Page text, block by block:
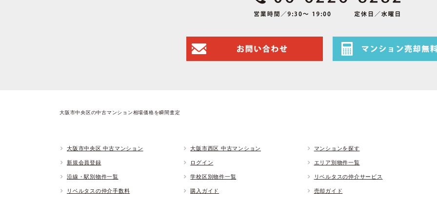
大阪市中央区の中古マンション相場価格を瞬間査定
大阪市中央区 中古マンション 大阪市西区 中古マンション マンションを探す
新規会員登録 ログイン エリア別物件一覧
沿線・駅別物件一覧 学校区別物件一覧 リベルタスの仲介サービス
リベルタスの仲介手数料 購入ガイド 売却ガイド